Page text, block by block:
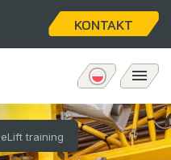
KONTAKT
training